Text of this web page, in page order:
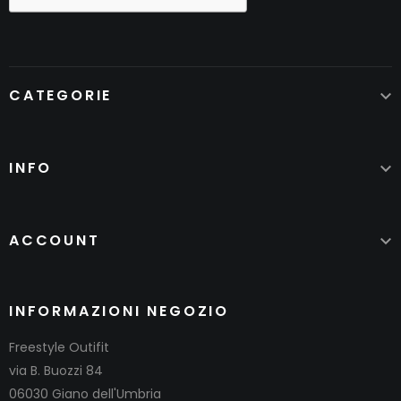
CATEGORIE 
INFO 
ACCOUNT 
INFORMAZIONI NEGOZIO
Freestyle Outifit
via B. Buozzi 84
06030 Giano dell'Umbria